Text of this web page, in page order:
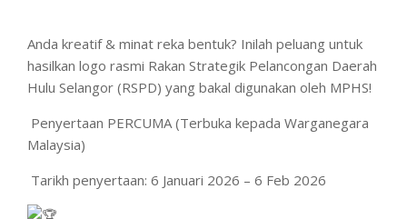
Anda kreatif & minat reka bentuk? Inilah peluang untuk
hasilkan logo rasmi Rakan Strategik Pelancongan Daerah
Hulu Selangor (RSPD) yang bakal digunakan oleh MPHS!
Penyertaan PERCUMA (Terbuka kepada Warganegara
Malaysia)
Tarikh penyertaan: 6 Januari 2026 – 6 Feb 2026